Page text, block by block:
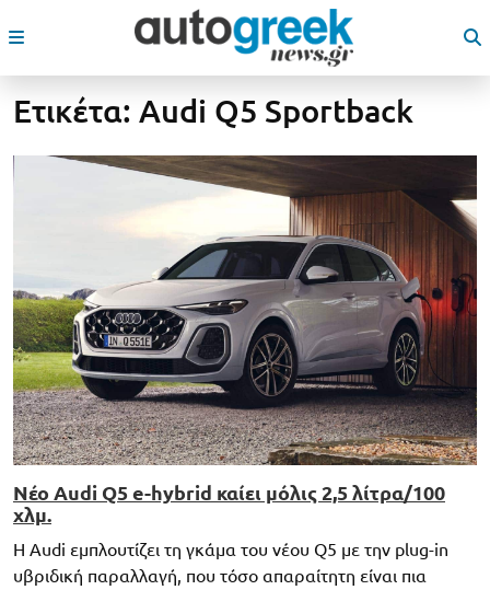
Ετικέτα: Audi Q5 Sportback
Νέο Audi Q5 e-hybrid καίει μόλις 2,5 λίτρα/100
χλμ.
Η Audi εμπλουτίζει τη γκάμα του νέου Q5 με την plug-in
υβριδική παραλλαγή, που τόσο απαραίτητη είναι πια